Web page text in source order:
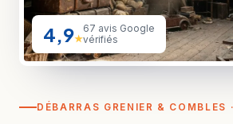
DÉBARRAS GRENIER & COMBLES
4,9★
67 avis Google
vérifiés